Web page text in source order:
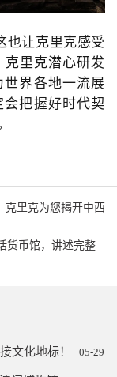
也让克里克感受
里克潜心研发
界各地一流展
把握好时代契
克里克为您揭开中西
货币馆，讲述完整
文化地标！ 05-29